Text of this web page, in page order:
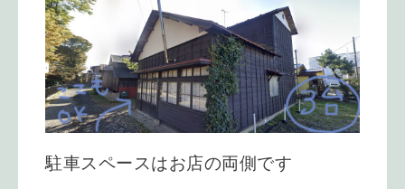
駐車スペースはお店の両側です